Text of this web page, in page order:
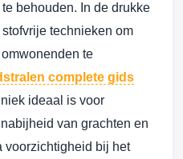
behouden. In de drukke
technieken om
te
complete gids
ideaal is voor
van grachten en
voorzichtigheid bij het